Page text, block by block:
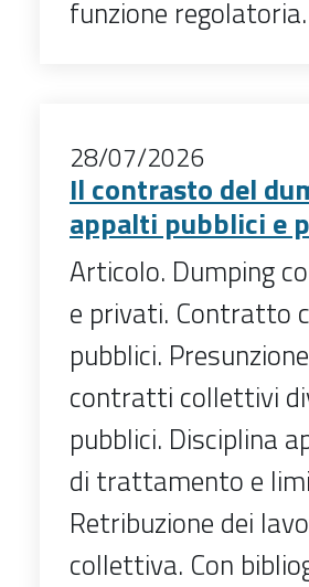
funzione regolatoria.
28/07/2026
Il contrasto del
appalti pubblici e
Articolo. Dumping
e privati. Contratto
pubblici.
contratti collettivi
pubblici. Disciplina
di trattamento e
Retribuzione dei
collettiva. Con